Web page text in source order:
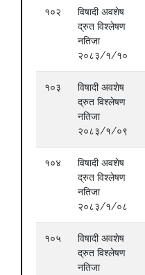
१०२
विषादी अवशेष
द्रुत विश्लेषण
नतिजा
२०८३/१/१०
१०३
विषादी अवशेष
द्रुत विश्लेषण
नतिजा
२०८३/१/०९
१०४
विषादी अवशेष
द्रुत विश्लेषण
नतिजा
२०८३/१/०८
१०५
विषादी अवशेष
द्रुत विश्लेषण
नतिजा